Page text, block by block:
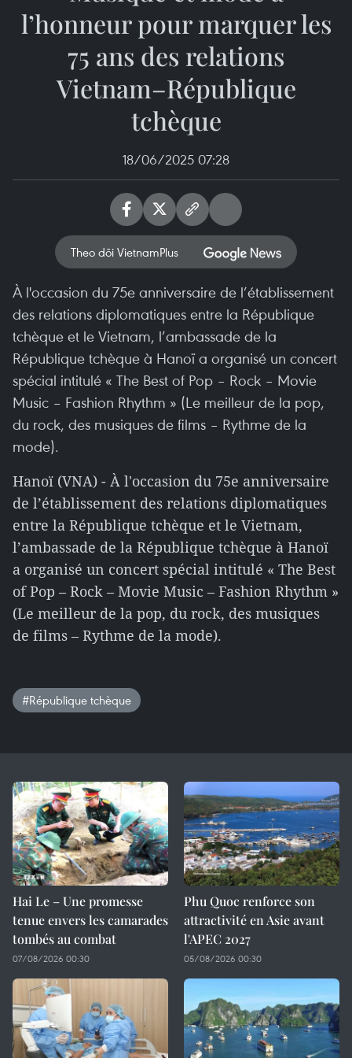
l’honneur pour marquer les
75 ans des relations
Vietnam–République
tchèque
18/06/2025 07:28
Theo dõi VietnamPlus
À l'occasion du 75e anniversaire de l’établissement
des relations diplomatiques entre la République
tchèque et le Vietnam, l’ambassade de la
République tchèque à Hanoï a organisé un concert
spécial intitulé « The Best of Pop – Rock – Movie
Music – Fashion Rhythm » (Le meilleur de la pop,
du rock, des musiques de films – Rythme de la
mode).
Hanoï (VNA) - À l'occasion du 75e anniversaire
de l’établissement des relations diplomatiques
entre la République tchèque et le Vietnam,
l’ambassade de la République tchèque à Hanoï
a organisé un concert spécial intitulé « The Best
of Pop – Rock – Movie Music – Fashion Rhythm »
(Le meilleur de la pop, du rock, des musiques
de films – Rythme de la mode).
#République tchèque
Hai Le – Une promesse
tenue envers les camarades
tombés au combat
07/08/2026 00:30
Phu Quoc renforce son
attractivité en Asie avant
l'APEC 2027
05/08/2026 00:30